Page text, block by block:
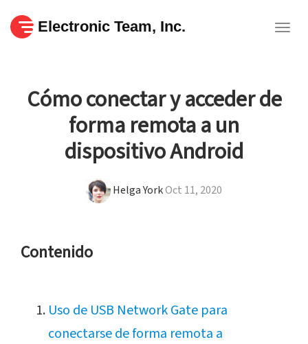
Electronic Team, Inc.
Cómo conectar y acceder de
forma remota a un
dispositivo Android
Helga YorkOct 11, 2020
Contenido
Uso de USB Network Gate para
conectarse de forma remota a